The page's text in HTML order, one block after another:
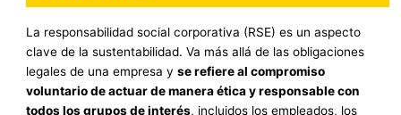
La responsabilidad social corporativa (RSE) es un aspecto
clave de la sustentabilidad. Va más allá de las obligaciones
legales de una empresa yse refiere al compromiso
voluntario de actuar de manera ética y responsable con
todos los grupos de interés, incluidos los empleados, los